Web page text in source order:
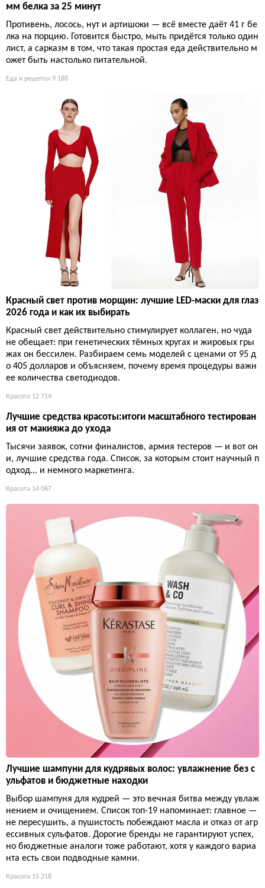
мм белка за 25 минут
Противень, лосось, нут и артишоки — всё вместе даёт 41 г бе
лка на порцию. Готовится быстро, мыть придётся только один
лист, а сарказм в том, что такая простая еда действительно м
ожет быть настолько питательной.
Еда и рецепты 9 188
Красный свет против морщин: лучшие LED-маски для глаз
2026 года и как их выбирать
Красный свет действительно стимулирует коллаген, но чуда
не обещает: при генетических тёмных кругах и жировых гры
жах он бессилен. Разбираем семь моделей с ценами от 95 д
о 405 долларов и объясняем, почему время процедуры важн
ее количества светодиодов.
Красота 12 714
Лучшие средства красоты:итоги масштабного тестирован
ия от макияжа до ухода
Тысячи заявок, сотни финалистов, армия тестеров — и вот он
и, лучшие средства года. Список, за которым стоит научный п
одход... и немного маркетинга.
Красота 14 067
Лучшие шампуни для кудрявых волос: увлажнение без с
ульфатов и бюджетные находки
Выбор шампуня для кудрей — это вечная битва между увлаж
нением и очищением. Список топ-19 напоминает: главное —
не пересушить, а пушистость побеждают масла и отказ от агр
ессивных сульфатов. Дорогие бренды не гарантируют успех,
но бюджетные аналоги тоже работают, хотя у каждого вариа
нта есть свои подводные камни.
Красота 15 218